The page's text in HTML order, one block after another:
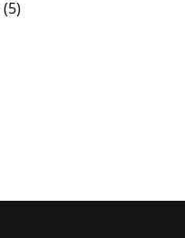
(5)